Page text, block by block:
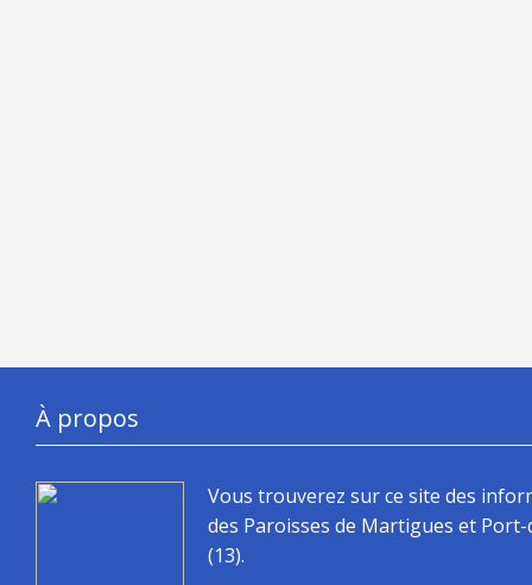
À propos
Vous trouverez sur ce site des
des Paroisses de Martigues et
(13).